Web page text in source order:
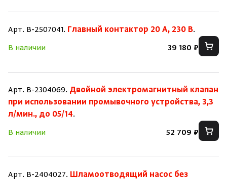
Арт. B-2507041. Главный контактор 20 А, 230 В.
В наличии
39 180 ₽
Арт. B-2304069. Двойной электромагнитный клапан
при использовании промывочного устройства, 3,3
л/мин., до 05/14.
В наличии
52 709 ₽
Арт. B-2404027. Шламоотводящий насос без